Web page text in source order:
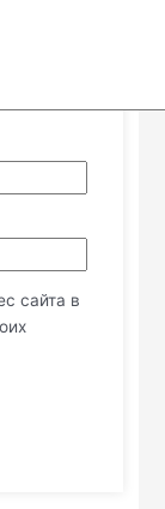
сайта в